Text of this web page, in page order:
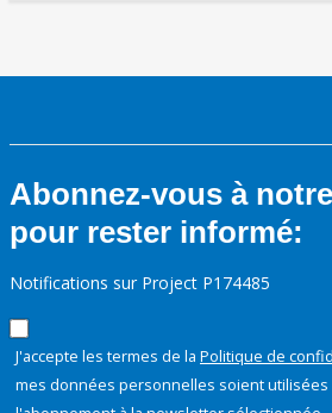
Abonnez-vous à
pour rester informé:
Notifications sur Project P174485
J'accepte les termes de la Politique de
mes données personnelles soient utilisées